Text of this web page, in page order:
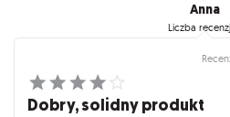
Anna
Liczba
Dobry, solidny produkt